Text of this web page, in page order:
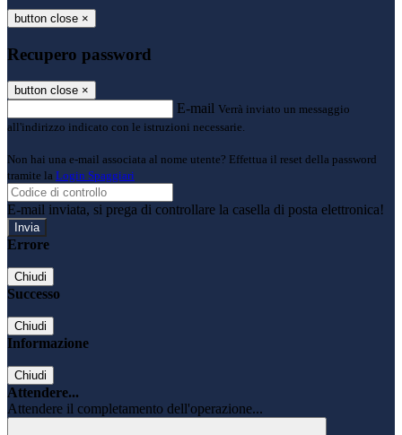
button close ×
Recupero password
button close ×
E-mail Verrà inviato un messaggio
all'indirizzo indicato con le istruzioni necessarie.
Non hai una e-mail associata al nome utente? Effettua il reset della password
tramite la Login Spaggiari
E-mail inviata, si prega di controllare la casella di posta elettronica!
Errore
Chiudi
Successo
Chiudi
Informazione
Chiudi
Attendere...
Attendere il completamento dell'operazione...